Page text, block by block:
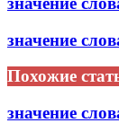
значение
Похожие
значение